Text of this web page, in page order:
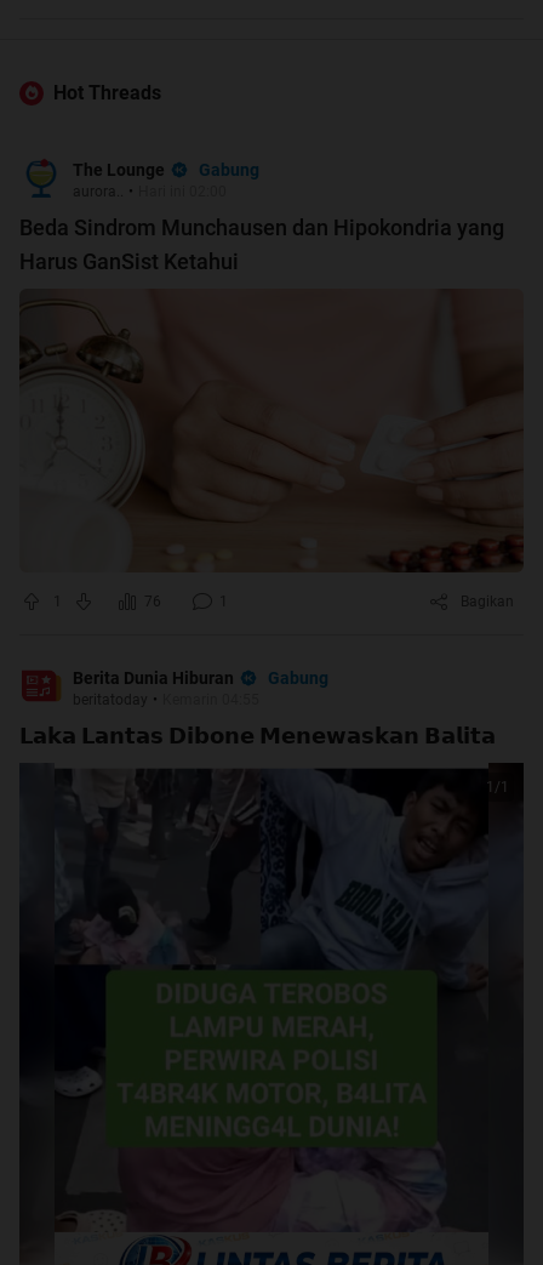
Hot Threads
The Lounge Gabung
aurora.. •
Beda Sindrom Munchausen dan Hipokondria yang
Harus GanSist Ketahui
76 Bagikan
Berita Dunia Hiburan Gabung
beritatoday •
𝗟𝗮𝗸𝗮 𝗟𝗮𝗻𝘁𝗮𝘀 𝗗𝗶𝗯𝗼𝗻𝗲 𝗠𝗲𝗻𝗲𝘄𝗮𝘀𝗸𝗮𝗻 𝗕𝗮𝗹𝗶𝘁𝗮
1 /1